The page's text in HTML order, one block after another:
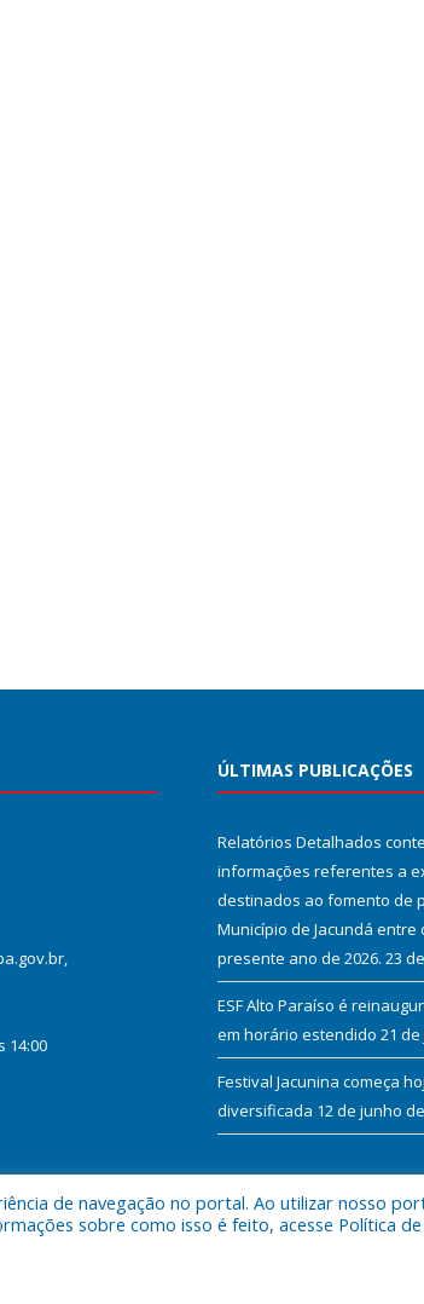
14:00
ÚLTIMAS PUBLICAÇÕES
Relatórios Detalhados
informações referentes a
destinados ao fomento de
Município de Jacundá entre
presente ano de 2026. 23
ESF Alto Paraíso é
em horário estendido 21
Festival Jacunina começa
diversificada 12 de junho
de navegação no portal. Ao utilizar nosso
sobre como isso é feito, acesse Política